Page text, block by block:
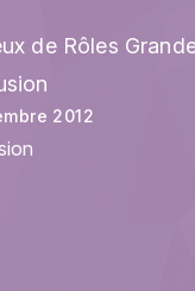
de Rôles
2012